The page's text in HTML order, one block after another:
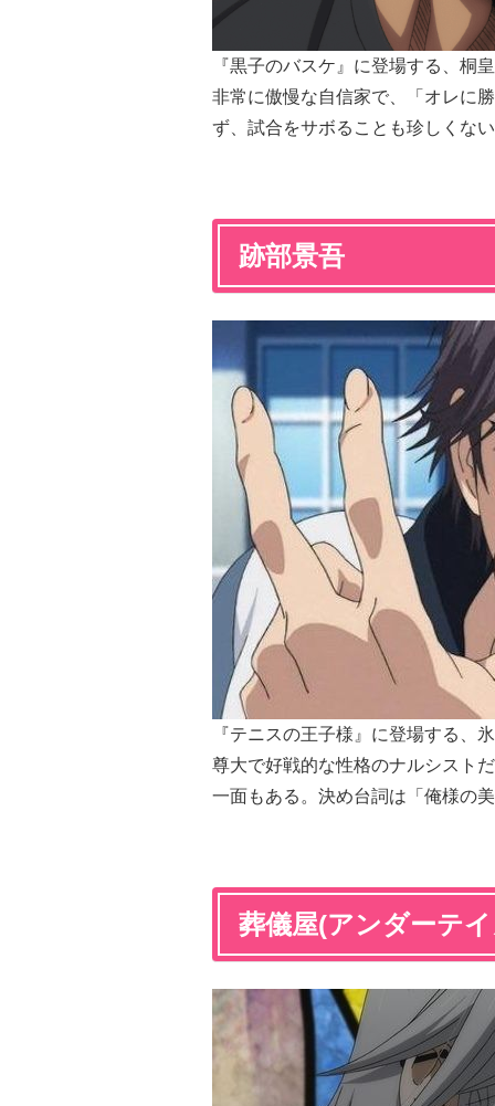
『黒子のバスケ』に登場する、桐
非常に傲慢な自信家で、「オレに
ず、試合をサボることも珍しくな
跡部景吾
『テニスの王子様』に登場する、
尊大で好戦的な性格のナルシスト
一面もある。決め台詞は「 俺様の
葬儀屋(アンダーテ